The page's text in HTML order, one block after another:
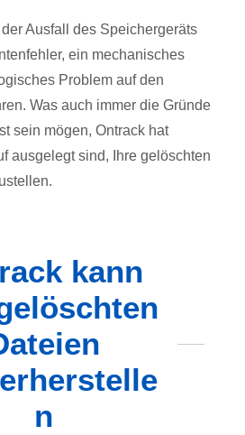
Ausfall des Speichergeräts
ein mechanisches
Problem auf den
Was auch immer die Gründe
sein mögen, Ontrack hat
ausgelegt sind, Ihre gelöschten
kann
n